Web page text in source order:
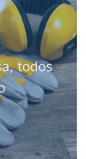
todos